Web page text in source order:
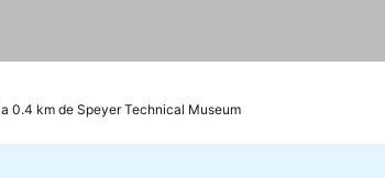
a 0.4 km de Speyer Technical Museum